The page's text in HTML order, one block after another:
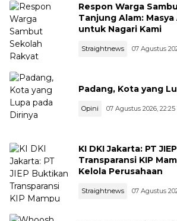
Respon Warga
Tanjung Alam:
untuk Nagari Kami
Straightnews 07 Agustus
Padang, Kota yang
Opini 07 Agustus 2026,
KI DKI Jakarta: PT
Transparansi KIP
Kelola Perusahaan
Straightnews 07 Agustus